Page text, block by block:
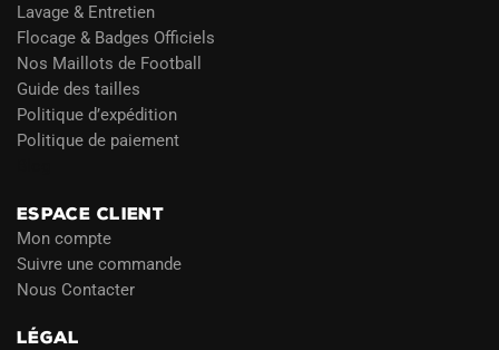
Lavage & Entretien
Flocage & Badges Officiels
Nos Maillots de Football
Guide des tailles
Politique d’expédition
Politique de paiement
ESPACE CLIENT
Mon compte
Suivre une commande
Nous Contacter
LÉGAL